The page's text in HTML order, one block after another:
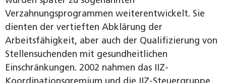
Verzahnungsprogrammen weiterentwickelt. Sie
dienten der vertieften Abklärung der
Arbeitsfähigkeit, aber auch der Qualifizierung von
Stellensuchenden mit gesundheitlichen
Einschränkungen. 2002 nahmen das IIZ-